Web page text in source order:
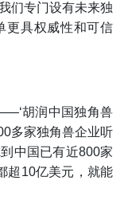
们专门设有未来独
更具权威性和可信
胡润中国独角兽
多家独角兽企业听
中国已有近800家
超10亿美元，就能